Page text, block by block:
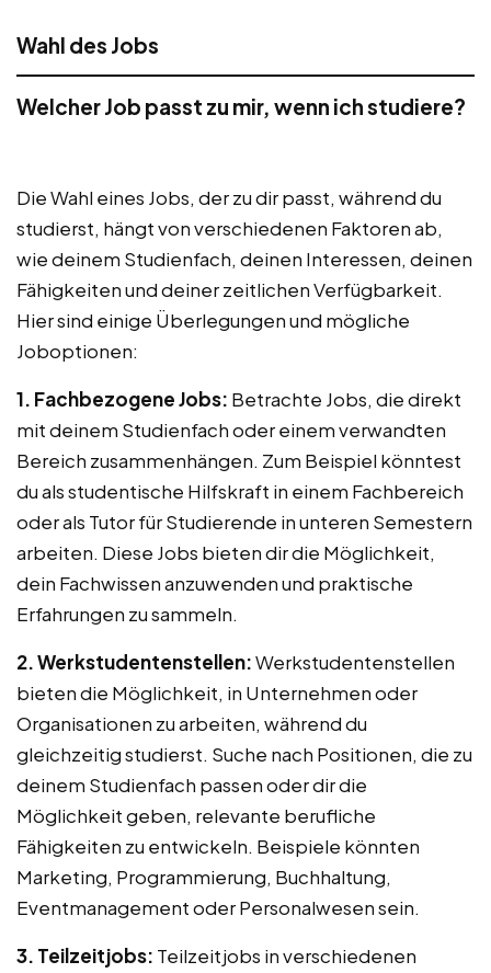
Wahl des Jobs
Welcher Job passt zu mir, wenn ich studiere?
Die Wahl eines Jobs, der zu dir passt, während du
studierst, hängt von verschiedenen Faktoren ab,
wie deinem Studienfach, deinen Interessen, deinen
Fähigkeiten und deiner zeitlichen Verfügbarkeit.
Hier sind einige Überlegungen und mögliche
Joboptionen:
1. Fachbezogene Jobs: Betrachte Jobs, die direkt
mit deinem Studienfach oder einem verwandten
Bereich zusammenhängen. Zum Beispiel könntest
du als studentische Hilfskraft in einem Fachbereich
oder als Tutor für Studierende in unteren Semestern
arbeiten. Diese Jobs bieten dir die Möglichkeit,
dein Fachwissen anzuwenden und praktische
Erfahrungen zu sammeln.
2. Werkstudentenstellen:Werkstudentenstellen
bieten die Möglichkeit, in Unternehmen oder
Organisationen zu arbeiten, während du
gleichzeitig studierst. Suche nach Positionen, die zu
deinem Studienfach passen oder dir die
Möglichkeit geben, relevante berufliche
Fähigkeiten zu entwickeln. Beispiele könnten
Marketing, Programmierung, Buchhaltung,
Eventmanagement oder Personalwesen sein.
3. Teilzeitjobs: Teilzeitjobs in verschiedenen